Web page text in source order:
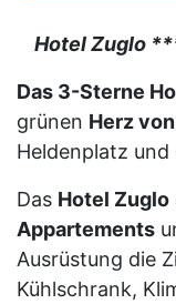
Hotel Zuglo
Das 3-Sterne
grünen Herz
Heldenplatz
Das Hotel Zuglo
Appartements
Ausrüstung die
Kühlschrank,